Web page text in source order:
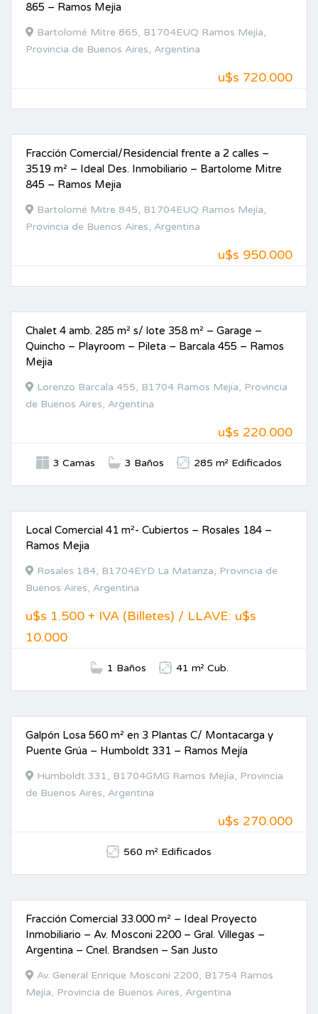
865 – Ramos Mejia
Bartolomé Mitre 865, B1704EUQ Ramos Mejía,
Provincia de Buenos Aires, Argentina
u$s 720.000
Fracción Comercial/Residencial frente a 2 calles –
3519 m² – Ideal Des. Inmobiliario – Bartolome Mitre
845 – Ramos Mejia
Bartolomé Mitre 845, B1704EUQ Ramos Mejía,
Provincia de Buenos Aires, Argentina
u$s 950.000
Chalet 4 amb. 285 m² s/ lote 358 m² – Garage –
Quincho – Playroom – Pileta – Barcala 455 – Ramos
Mejia
Lorenzo Barcala 455, B1704 Ramos Mejía, Provincia
de Buenos Aires, Argentina
u$s 220.000
3 Camas 3 Baños 285 m² Edificados
Local Comercial 41 m²- Cubiertos – Rosales 184 –
Ramos Mejia
Rosales 184, B1704EYD La Matanza, Provincia de
Buenos Aires, Argentina
u$s 1.500 + IVA (Billetes) / LLAVE: u$s
10.000
1 Baños 41 m² Cub.
VENTA
Galpón Losa 560 m² en 3 Plantas C/ Montacarga y
Puente Grúa – Humboldt 331 – Ramos Mejía
Humboldt 331, B1704GMG Ramos Mejía, Provincia
de Buenos Aires, Argentina
u$s 270.000
560 m² Edificados
Fracción Comercial 33.000 m² – Ideal Proyecto
Inmobiliario – Av. Mosconi 2200 – Gral. Villegas –
Argentina – Cnel. Brandsen – San Justo
Av. General Enrique Mosconi 2200, B1754 Ramos
Mejía, Provincia de Buenos Aires, Argentina